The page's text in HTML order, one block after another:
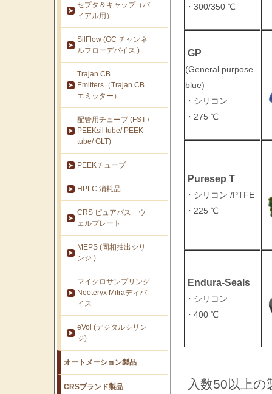
セプタ＆キャップ（バ
イアル用）
SilFlow (GC チャンネ
ルフローデバイス )
Trajan CB
Emitters（Trajan CB
エミッター）
配管用チューブ (FST /
PEEKsil tube/ PEEK
tube/ GLT)
PEEKチューブ
HPLC 消耗品
CRS ピュアパス ウ
ェルプレート
MEPS (固相抽出シリ
ンジ )
マイクロサンプリング
Neoteryx Mitraディバ
イス
eVol (デジタルシリン
ジ)
オートメーション製品
CRSブランド製品
・300/350 ℃
GP
(General purpose
blue)
・シリコン
・275 ℃
Puresep T
・シリコン /PTFE
・225 ℃
Endura-Seals
・シリコン
・400 ℃
入数50以上